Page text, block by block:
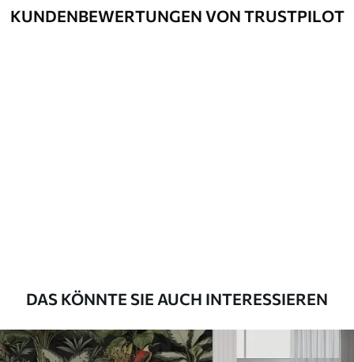
Optionen
und/oder Tapetenkleber.
56.6734.00€/m²
KUNDENBEWERTUNGEN VON TRUSTPILOT
DAS KÖNNTE SIE AUCH INTERESSIEREN